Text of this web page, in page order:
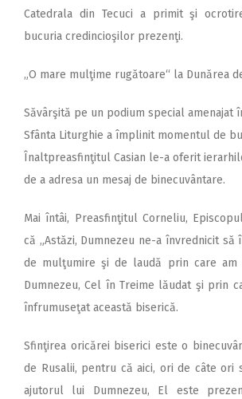
Catedrala din Tecuci a primit şi
bucuria credincioşilor prezenţi.
„O mare mulţime rugătoare“ la Dunărea
Săvârşită pe un podium special amenajat
Sfânta Liturghie a împlinit momentul de
Înaltpreasfinţitul Casian le-a oferit
de a adresa un mesaj de binecuvântare.
Mai întâi, Preasfinţitul Corneliu,
că „Astăzi, Dumnezeu ne-a învrednicit să
de mulţumire şi de laudă prin care
Dumnezeu, Cel în Treime lăudat şi prin
înfrumuseţat această biserică.
Sfinţirea oricărei biserici este o
de Rusalii, pentru că aici, ori de câte ori
ajutorul lui Dumnezeu, El este